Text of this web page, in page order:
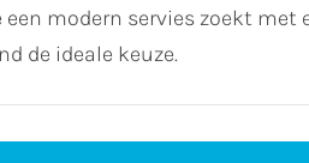
modern servies zoekt met
de ideale keuze.